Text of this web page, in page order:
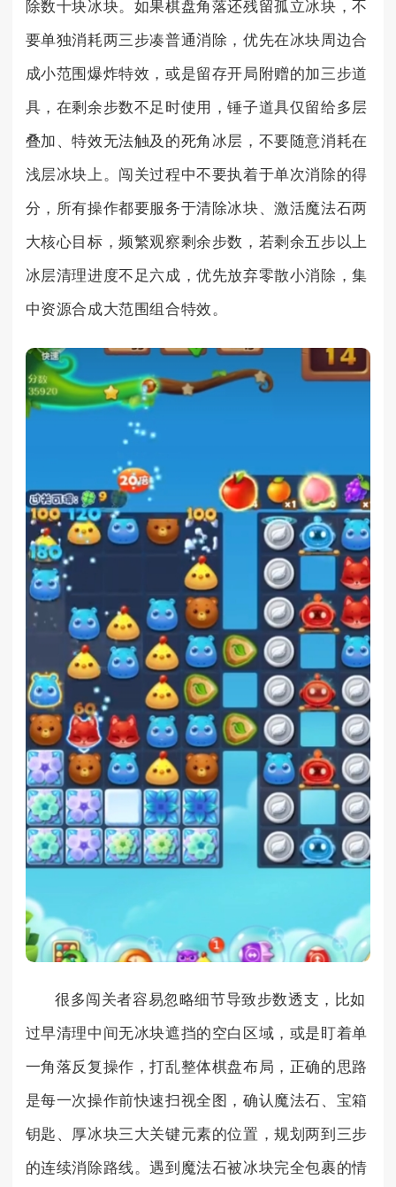
除数十块冰块。如果棋盘角落还残留孤立冰块，不
要单独消耗两三步凑普通消除，优先在冰块周边合
成小范围爆炸特效，或是留存开局附赠的加三步道
具，在剩余步数不足时使用，锤子道具仅留给多层
叠加、特效无法触及的死角冰层，不要随意消耗在
浅层冰块上。闯关过程中不要执着于单次消除的得
分，所有操作都要服务于清除冰块、激活魔法石两
大核心目标，频繁观察剩余步数，若剩余五步以上
冰层清理进度不足六成，优先放弃零散小消除，集
中资源合成大范围组合特效。
很多闯关者容易忽略细节导致步数透支，比如
过早清理中间无冰块遮挡的空白区域，或是盯着单
一角落反复操作，打乱整体棋盘布局，正确的思路
是每一次操作前快速扫视全图，确认魔法石、宝箱
钥匙、厚冰块三大关键元素的位置，规划两到三步
的连续消除路线。遇到魔法石被冰块完全包裹的情